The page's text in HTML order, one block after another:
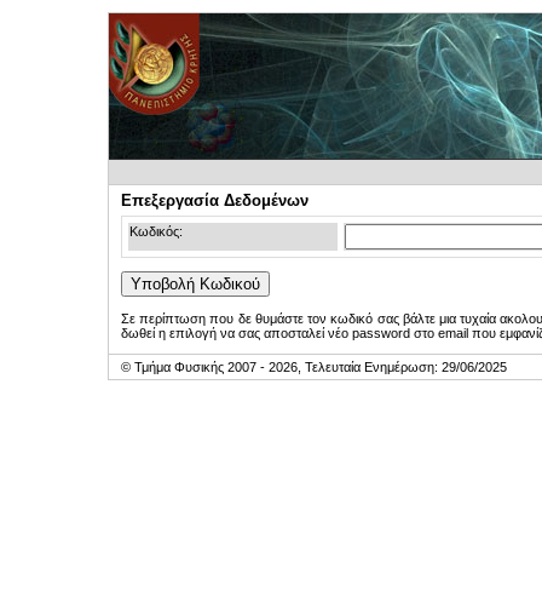
Επεξεργασία Δεδομένων
Κωδικός:
Σε περίπτωση που δε θυμάστε τον κωδικό σας βάλτε μια τυχαία
δωθεί η επιλογή να σας αποσταλεί νέο password στο email που
© Τμήμα Φυσικής 2007 - 2026, Τελευταία Ενημέρωση: 29/06/2025